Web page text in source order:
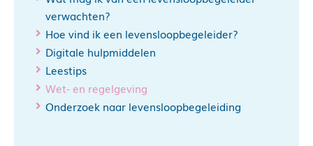
verwachten?
Hoe vind ik een levensloopbegeleider?
Digitale hulpmiddelen
Leestips
Wet- en regelgeving
Onderzoek naar levensloopbegeleiding